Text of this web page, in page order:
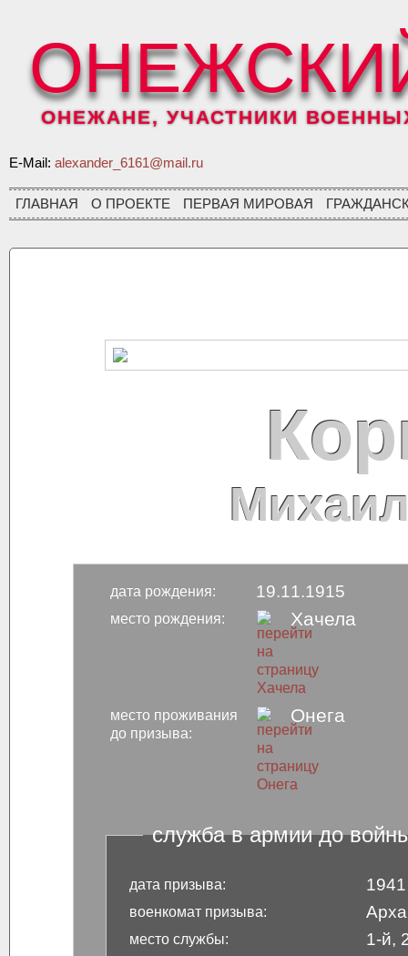
ОНЕЖАНЕ, УЧАСТНИКИ
E-Mail: alexander_6161@mail.ru
ГЛАВНАЯ О ПРОЕКТЕ ПЕРВАЯ МИРОВАЯ
дата рождения: 19.11.1915
место рождения: Хачела
место проживания
до призыва:
Онега
служба в армии до
дата призыва: 1941
военкомат призыва:
место службы: 1-й,